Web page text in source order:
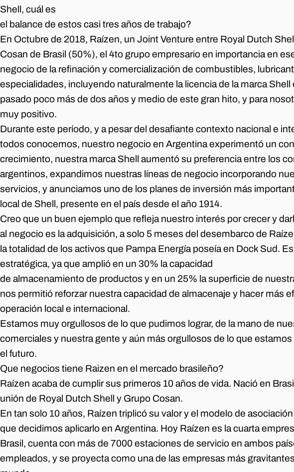
Shell, cuál es
el balance de estos casi tres años de trabajo?
En Octubre de 2018, Raízen, un Joint Venture entre Royal Dutch
Cosan de Brasil (50%), el 4to grupo empresario en importancia en
negocio de la refinación y comercialización de combustibles,
especialidades, incluyendo naturalmente la licencia de la marca Shell
pasado poco más de dos años y medio de este gran hito, y para
muy positivo.
Durante este período, y a pesar del desafiante contexto nacional e
todos conocemos, nuestro negocio en Argentina experimentó un
crecimiento, nuestra marca Shell aumentó su preferencia entre los
argentinos, expandimos nuestras líneas de negocio incorporando
servicios, y anunciamos uno de los planes de inversión más
local de Shell, presente en el país desde el año 1914.
Creo que un buen ejemplo que refleja nuestro interés por crecer y
al negocio es la adquisición, a solo 5 meses del desembarco de
la totalidad de los activos que Pampa Energía poseía en Dock Sud.
estratégica, ya que amplió en un 30% la capacidad
de almacenamiento de productos y en un 25% la superficie de
nos permitió reforzar nuestra capacidad de almacenaje y hacer más
operación local e internacional.
Estamos muy orgullosos de lo que pudimos lograr, de la mano de
comerciales y nuestra gente y aún más orgullosos de lo que
el futuro.
Que negocios tiene Raizen en el mercado brasileño?
Raízen acaba de cumplir sus primeros 10 años de vida. Nació en
unión de Royal Dutch Shell y Grupo Cosan.
En tan solo 10 años, Raízen triplicó su valor y el modelo de
que decidimos aplicarlo en Argentina. Hoy Raízen es la cuarta
Brasil, cuenta con más de 7000 estaciones de servicio en ambos
empleados, y se proyecta como una de las empresas más